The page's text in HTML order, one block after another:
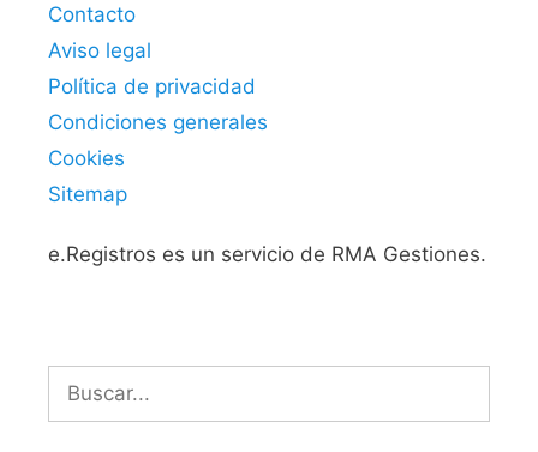
Contacto
Aviso legal
Política de privacidad
Condiciones generales
Cookies
Sitemap
e.Registros es un servicio de RMA Gestiones.